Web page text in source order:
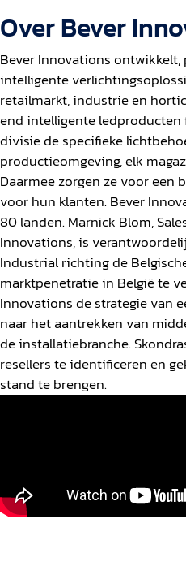
Over Bever
Bever Innovations
intelligente
retailmarkt, industrie en
end intelligente
divisie de specifieke
productieomgeving, elk
Daarmee zorgen ze voor
voor hun klanten. Bever
80 landen. Marnick Blom,
Innovations, is
Industrial richting de
marktpenetratie in België te
Innovations de strategie van
naar het aantrekken van
de installatiebranche.
resellers te identificeren en
stand te brengen.